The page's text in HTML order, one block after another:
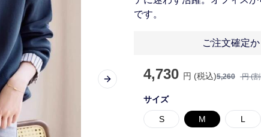
Next slide
です。
ご注文確定
4,730 円 (税込)5,260 円 (
サイズ
S M L